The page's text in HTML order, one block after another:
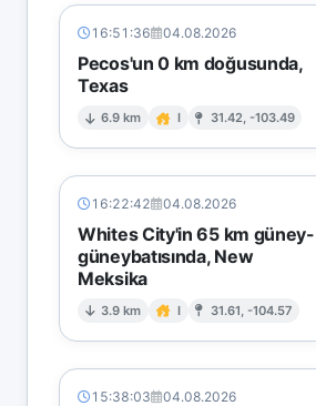
16:51:36 04.08.2026
Pecos'un 0 km doğusunda,
Texas
6.9 km I 31.42, -103.49
16:22:42 04.08.2026
Whites City'in 65 km güney-
güneybatısında, New
Meksika
3.9 km I 31.61, -104.57
15:38:03 04.08.2026